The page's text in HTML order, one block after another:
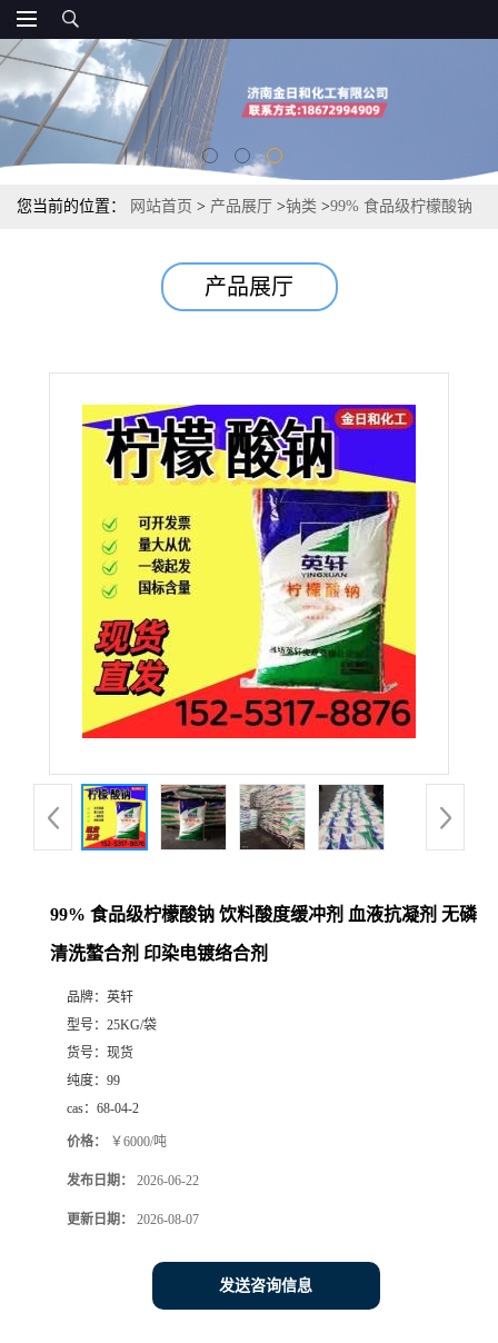
您当前的位置： 网站首页 > 产品展厅 >钠类 >99% 食品级柠檬酸钠
产品展厅
99% 食品级柠檬酸钠 饮料酸度缓冲剂 血液抗凝剂 无磷
清洗螯合剂 印染电镀络合剂
品牌： 英轩
型号： 25KG/袋
货号： 现货
纯度： 99
cas： 68-04-2
价格： ￥6000/吨
发布日期： 2026-06-22
更新日期： 2026-08-07
发送咨询信息